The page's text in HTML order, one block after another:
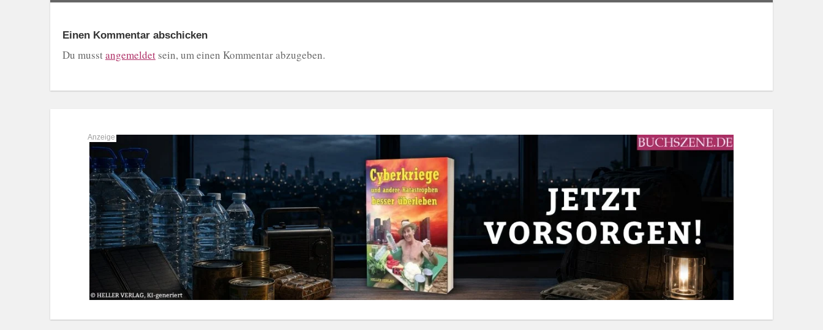
Einen Kommentar abschicken
Du musstangemeldet sein, um einen Kommentar abzugeben.